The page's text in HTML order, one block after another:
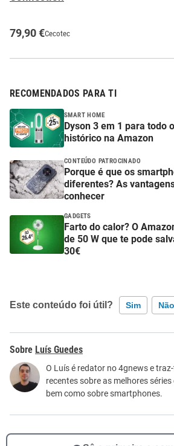
79,90 €Cecotec
RECOMENDADOS PARA TI
SMART HOME
Dyson 3 em 1 para todo
histórico na Amazon
CONTEÚDO PATROCINADO
Porque é que os
diferentes? As
conhecer
GADGETS
Farto do calor? O
de 50 W que te pode
30€
Este conteúdo foi útil? Sim Não
Este conteúdo contém informação
Este conteúdo não tem a informação
Outro
Luís Guedes
O Luís é redator no 4gnews e
recentes sobre as melhores
bem como sobre smartphones.